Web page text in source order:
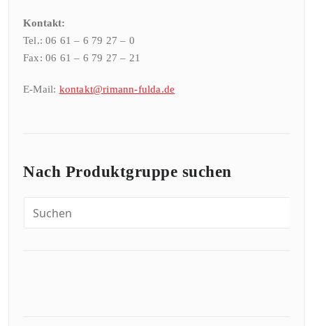
Kontakt:
Tel.: 06 61 – 6 79 27 – 0
Fax: 06 61 – 6 79 27 – 21
E-Mail: kontakt@rimann-fulda.de
Nach Produktgruppe suchen